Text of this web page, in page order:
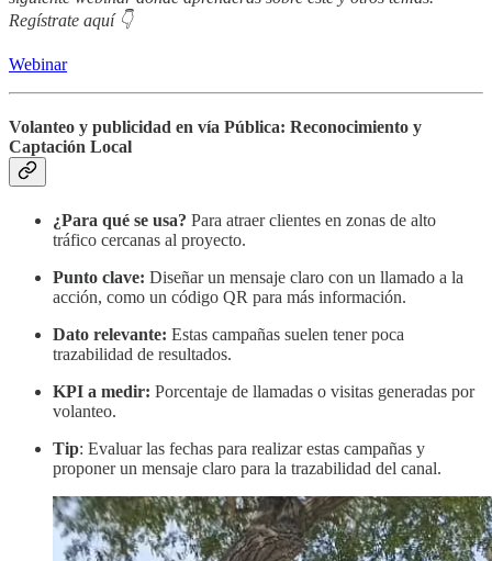
Regístrate aquí 👇
Webinar
Volanteo y publicidad en vía Pública: Reconocimiento y
Captación Local
¿Para qué se usa? Para atraer clientes en zonas de alto
tráfico cercanas al proyecto.
Punto clave: Diseñar un mensaje claro con un llamado a la
acción, como un código QR para más información.
Dato relevante: Estas campañas suelen tener poca
trazabilidad de resultados.
KPI a medir: Porcentaje de llamadas o visitas generadas por
volanteo.
Tip: Evaluar las fechas para realizar estas campañas y
proponer un mensaje claro para la trazabilidad del canal.